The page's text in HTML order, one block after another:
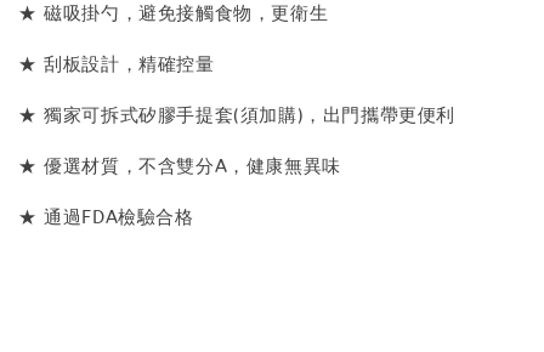
★ 磁吸掛勺，避免接觸食物，更衛生
★ 刮板設計，精確控量
★ 獨家可拆式矽膠手提套(須加購)，出門攜帶更便利
★ 優選材質，不含雙分A，健康無異味
★ 通過FDA檢驗合格